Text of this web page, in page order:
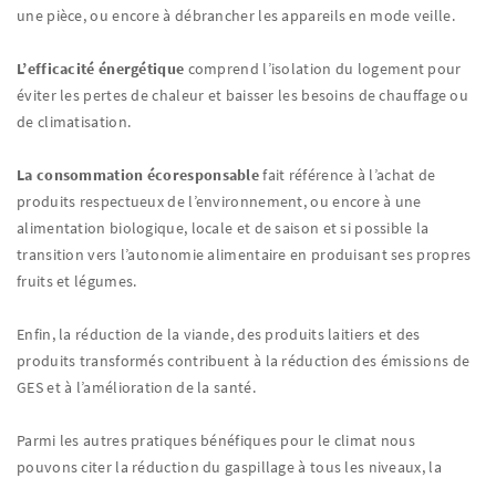
une pièce, ou encore à débrancher les appareils en mode veille.
L’efficacité énergétique comprend l’isolation du logement pour
éviter les pertes de chaleur et baisser les besoins de chauffage ou
de climatisation.
La consommation écoresponsablefait référence à l’achat de
produits respectueux de l’environnement, ou encore à une
alimentation biologique, locale et de saison et si possible la
transition vers l’autonomie alimentaire en produisant ses propres
fruits et légumes.
Enfin, la réduction de la viande, des produits laitiers et des
produits transformés contribuent à la réduction des émissions de
GES et à l’amélioration de la santé.
Parmi les autres pratiques bénéfiques pour le climat nous
pouvons citer la réduction du gaspillage à tous les niveaux, la